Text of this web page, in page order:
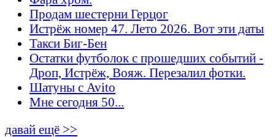
Продам шестерни Герцог
Истрёж номер 47. Лето 2026. Вот эти даты
Такси Биг-Бен
Остатки футболок с прошедших событий -
Дроп, Истрёж, Вояж. Перезалил фотки.
Шатуны с Avito
Мне сегодня 50...
давай ещё >>